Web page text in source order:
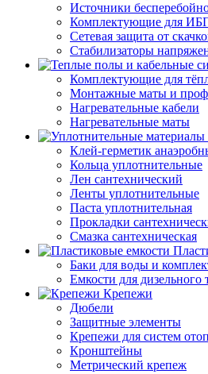
Источники
Комплектующие для
Сетевая защита от
Стабилизаторы
Комплектующие для
Монтажные маты и
Нагревательные кабели
Нагревательные маты
Клей-герметик
Кольца уплотнительные
Лен сантехнический
Ленты уплотнительные
Паста уплотнительная
Прокладки
Смазка сантехническая
Баки для воды и
Емкости для дизельного
Крепежи
Дюбели
Защитные элементы
Крепежи для систем
Кронштейны
Метрический крепеж